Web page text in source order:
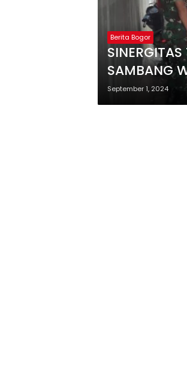
Berita Bogor
SAMBANG
JAGA
September 1, 2024